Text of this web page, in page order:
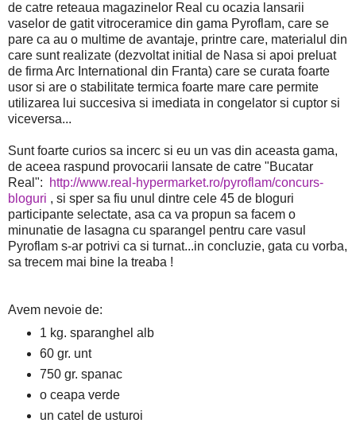
de catre reteaua magazinelor Real cu ocazia lansarii
vaselor de gatit vitroceramice din gama Pyroflam, care se
pare ca au o multime de avantaje, printre care, materialul din
care sunt realizate (dezvoltat initial de Nasa si apoi preluat
de firma Arc International din Franta) care se curata foarte
usor si are o stabilitate termica foarte mare care permite
utilizarea lui succesiva si imediata in congelator si cuptor si
viceversa...
Sunt foarte curios sa incerc si eu un vas din aceasta gama,
de aceea raspund provocarii lansate de catre "Bucatar
Real":
http://www.real-hypermarket.ro/pyroflam/concurs-
bloguri , si sper sa fiu unul dintre cele 45 de bloguri
participante selectate, asa ca va propun sa facem o
minunatie de lasagna cu sparangel pentru care vasul
Pyroflam s-ar potrivi ca si turnat...in concluzie, gata cu vorba,
sa trecem mai bine la treaba !
Avem nevoie de:
1 kg. sparanghel alb
60 gr. unt
750 gr. spanac
o ceapa verde
un catel de usturoi